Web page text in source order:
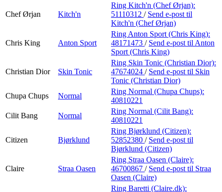
Chef Ørjan Kitch'n
Ring Kitch'n (Chef Ørjan):
51110312 / Send e-post til
Kitch'n (Chef Ørjan)
Chris King Anton Sport
Ring Anton Sport (Chris King):
48171473 / Send e-post til Anton
Sport (Chris King)
Christian Dior Skin Tonic
Ring Skin Tonic (Christian Dior):
47674024 / Send e-post til Skin
Tonic (Christian Dior)
Chupa Chups
Normal
Ring Normal (Chupa Chups):
40810221
Cilit Bang
Normal
Ring Normal (Cilit Bang):
40810221
Citizen Bjørklund
Ring Bjørklund (Citizen):
52852380 / Send e-post til
Bjørklund (Citizen)
Claire Straa Oasen
Ring Straa Oasen (Claire):
46700867 / Send e-post til Straa
Oasen (Claire)
Ring Baretti (Claire.dk):